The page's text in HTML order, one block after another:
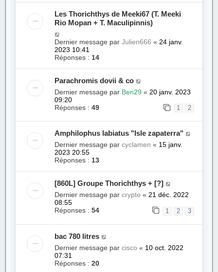
Les Thorichthys de Meeki67 (T. Meeki
Rio Mopan + T. Maculipinnis)
Dernier message parJulien666 «24 janv.
2023 10:41
Réponses :14
Parachromis dovii & co
Dernier message par Ben29 «20 janv. 2023
09:20
Réponses :49 1 2
Amphilophus labiatus "Isle zapaterra"
Dernier message parcyclamen « 15 janv.
2023 20:55
Réponses :13
[860L] Groupe Thorichthys + [?]
Dernier message parcrypto «21 déc. 2022
08:55
Réponses :54 1 2 3
bac 780 litres
Dernier message parcisco « 10 oct. 2022
07:31
Réponses :20